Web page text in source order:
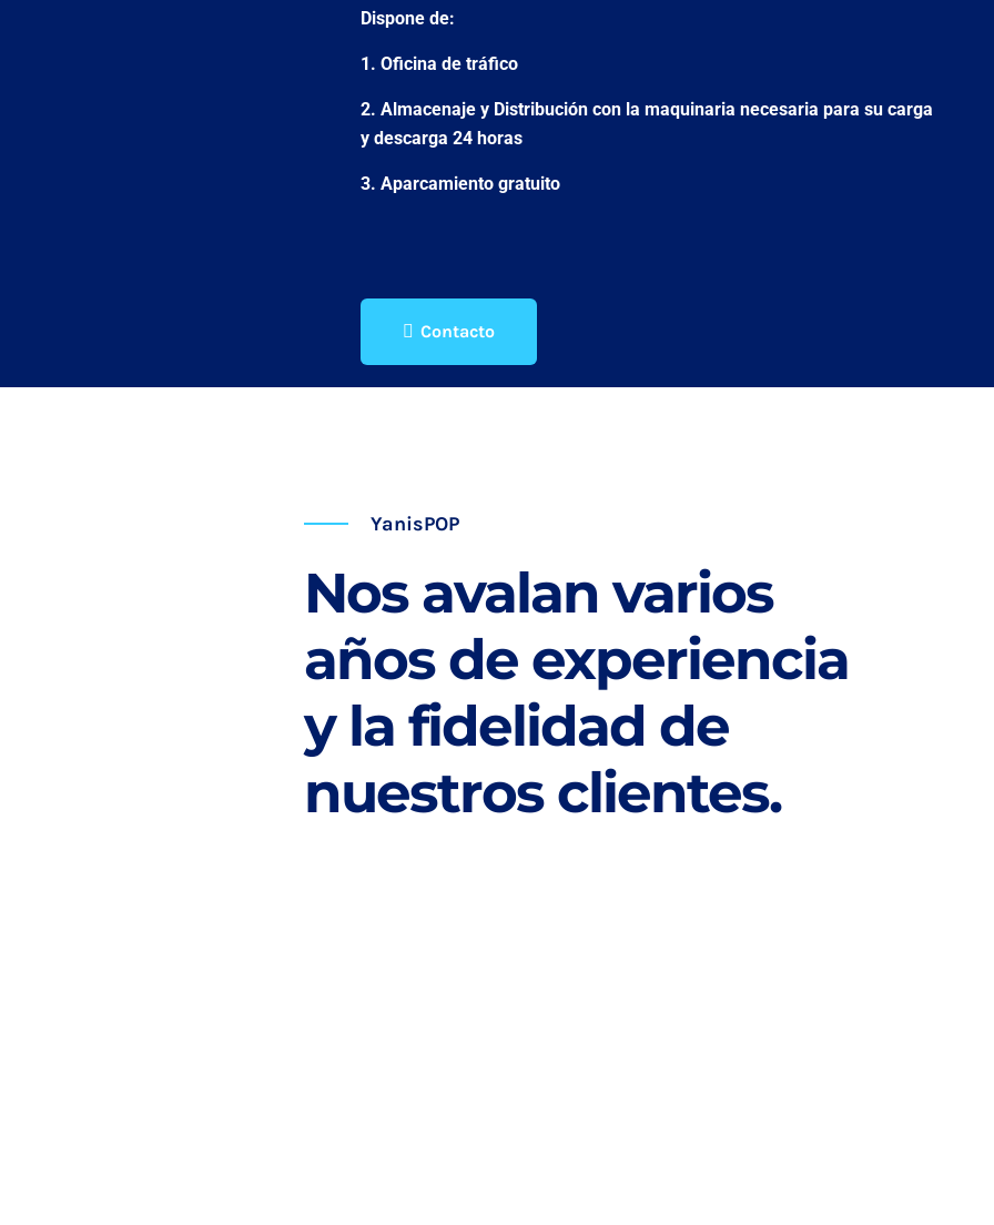
Dispone de:
1. Oficina de tráfico
2. Almacenaje y Distribución con la maquinaria necesaria para su carga
y descarga 24 horas
3. Aparcamiento gratuito
Contacto
YanisPOP
Nos avalan varios
años de experiencia
y la fidelidad de
nuestros clientes.